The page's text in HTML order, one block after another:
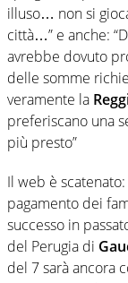
illuso… non si
città…” e anche:
avrebbe dovuto
delle somme
veramente la
preferiscano una
più presto”
Il web è
pagamento dei
successo in
del Perugia di
del 7 sarà ancora